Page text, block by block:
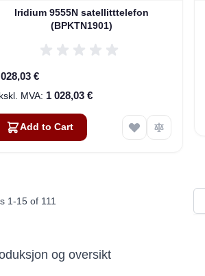
Iridium 9555N satellitttelefon
(BPKTN1901)
€
1 028,03 €
Add to Cart
1-15 of 111
og oversikt